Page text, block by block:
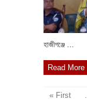
হাজীগঞ্জে ...
Read More
« First